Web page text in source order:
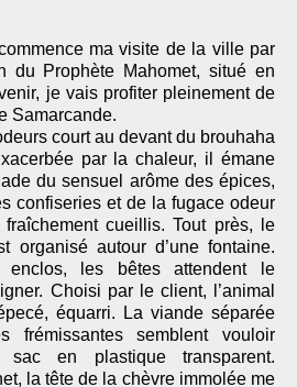
ma visite de la ville par
du Prophète Mahomet, situé en
je vais profiter pleinement de
Samarcande.
court au devant du brouhaha
par la chaleur, il émane
du sensuel arôme des épices,
confiseries et de la fugace odeur
cueillis. Tout près, le
organisé autour d’une fontaine.
enclos, les bêtes attendent le
Choisi par le client, l’animal
équarri. La viande séparée
frémissantes semblent vouloir
sac en plastique transparent.
la tête de la chèvre immolée me